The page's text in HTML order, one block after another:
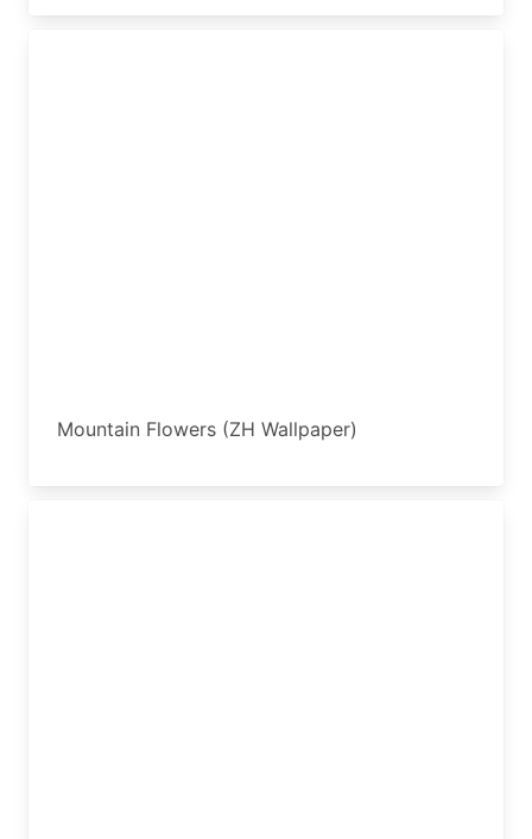
Mountain Flowers (ZH Wallpaper)